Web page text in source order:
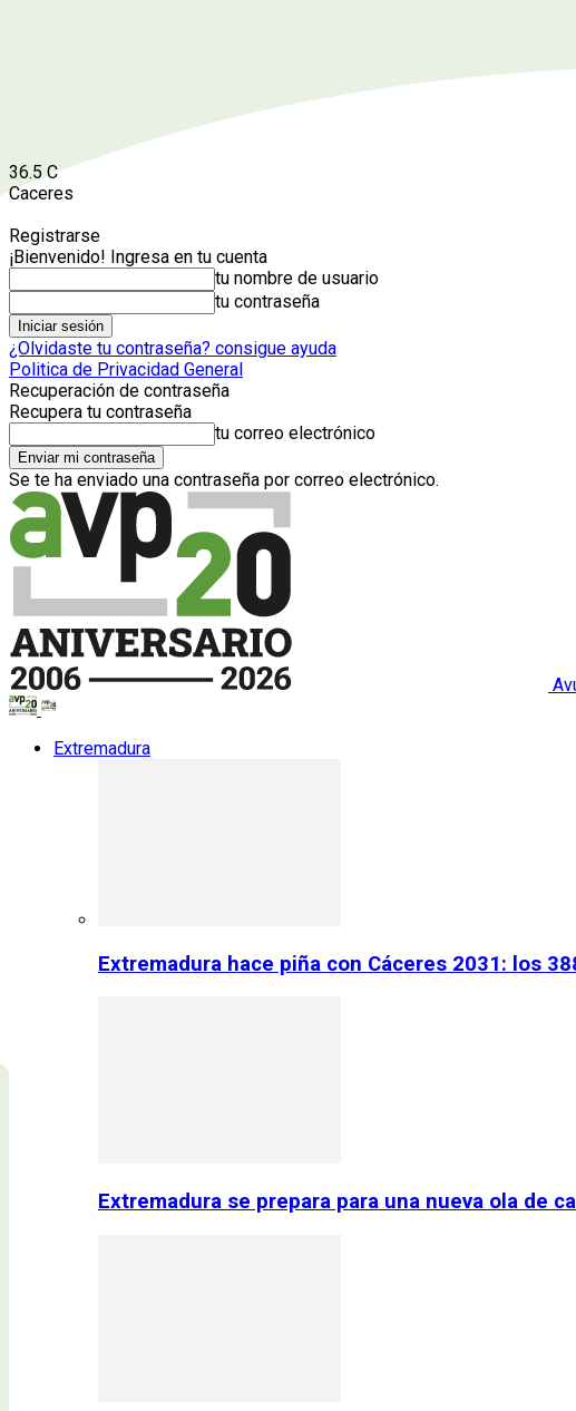
36.5 C
Caceres
Registrarse
¡Bienvenido! Ingresa en tu cuenta
tu nombre de usuario
tu contraseña
¿Olvidaste tu contraseña? consigue ayuda
Politica de Privacidad General
Recuperación de contraseña
Recupera tu contraseña
tu correo electrónico
Se te ha enviado una contraseña por correo electrónico.
Extremadura
Extremadura hace piña con Cáceres 2031: los
Extremadura se prepara para una nueva ola de